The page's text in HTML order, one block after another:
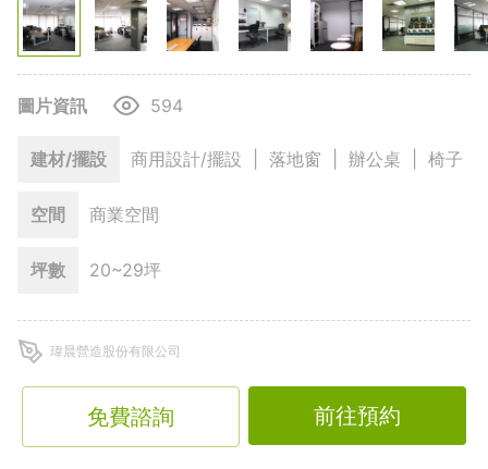
瑋晨營造股份有限公司
隔板過高的OA辦公家具、動線不良造成的空間浪費，讓原
本辦公室讓人感到沉重。瑋晨大膽將閒置空間移除，並放大
自然採光涼好的優點，打造出美式休閒辦公空間。
展開
圖片資訊 594
建材/擺設 商用設計/擺設 落地窗 辦公桌 椅子
空間 商業空間
坪數 20~29坪
免費諮詢 前往預約